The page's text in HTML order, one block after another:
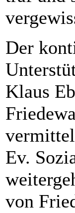
Der
Klaus
Ev.
von